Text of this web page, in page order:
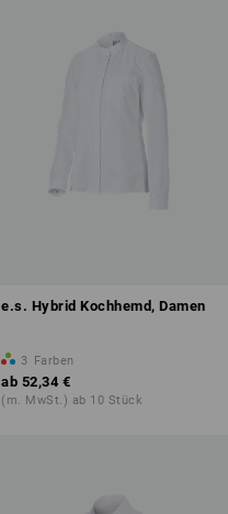
e.s. Hybrid Kochhemd, Damen
3 Farben
ab 52,34 €
(m. MwSt.) ab 10 Stück